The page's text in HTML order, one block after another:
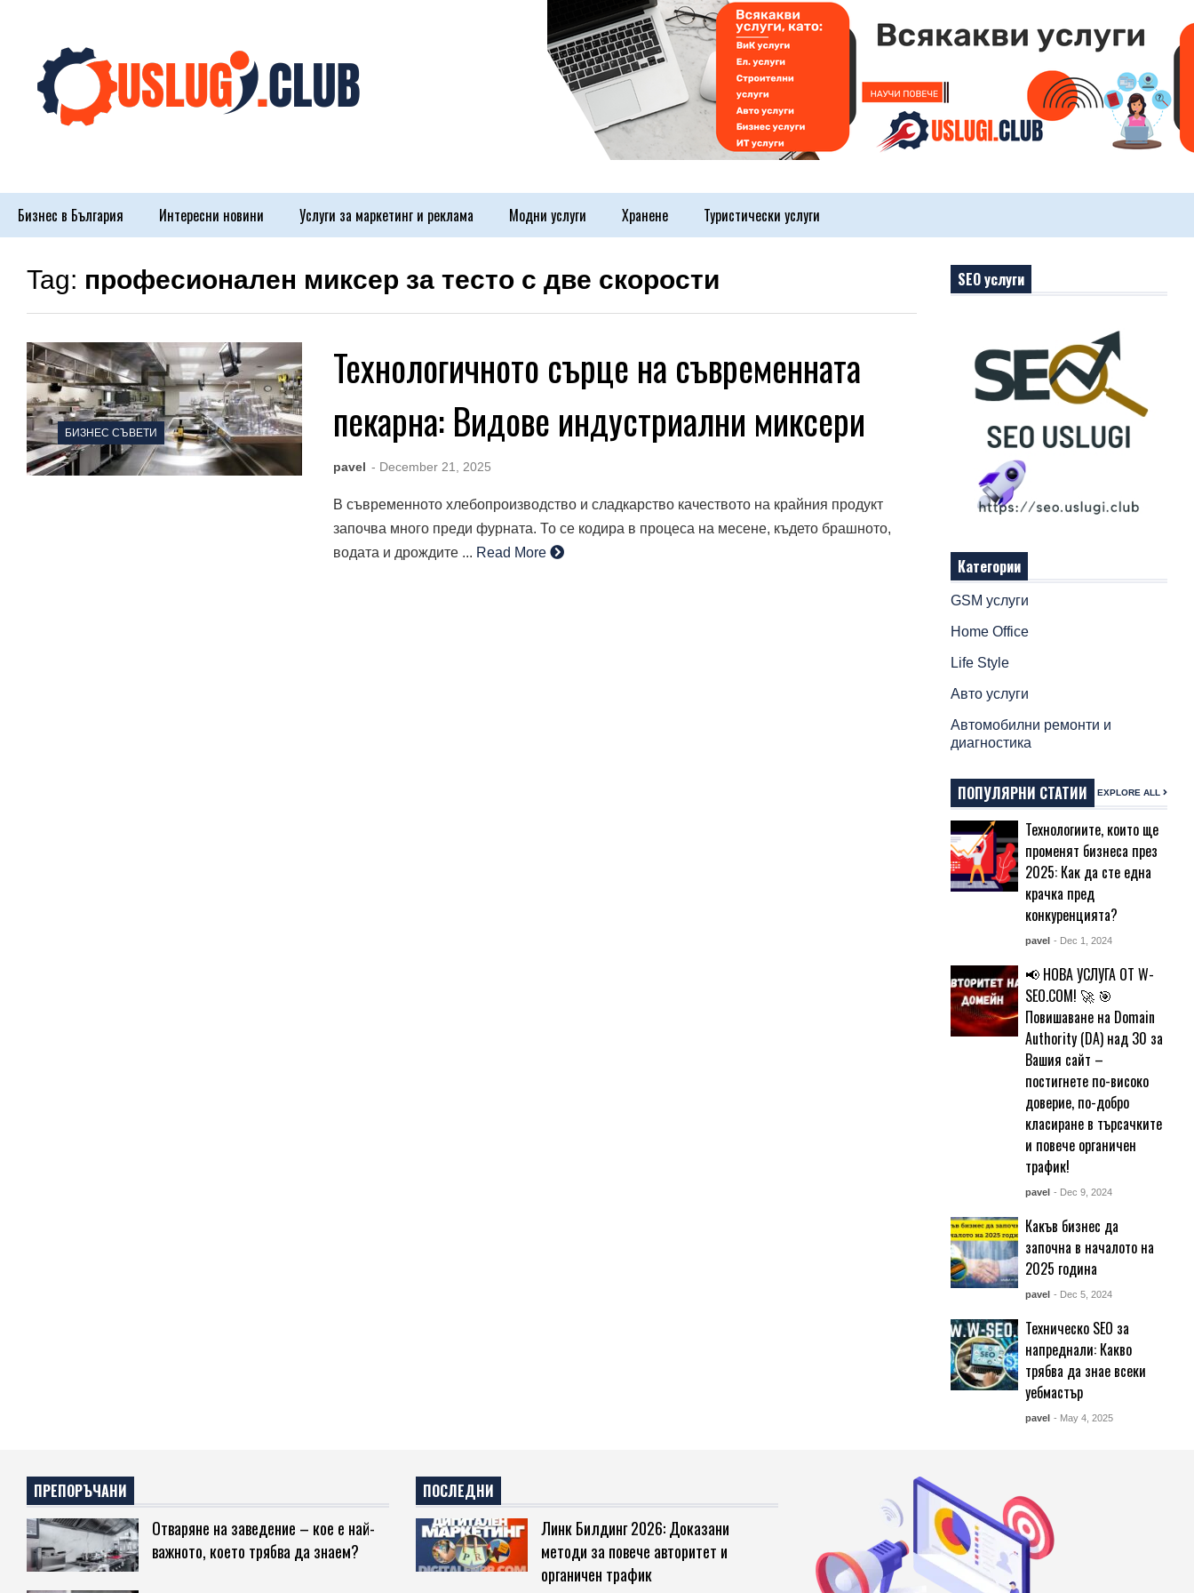
Бизнес в България Интересни новини Услуги за маркетинг и реклама Модни услуги Хранене Туристически услуги
Tag: професионален миксер за тесто с две скорости
БИЗНЕС СЪВЕТИ
Технологичното сърце на съвременната
пекарна: Видове индустриални миксери
pavel - December 21, 2025
В съвременното хлебопроизводство и сладкарство качеството на крайния продукт
започва много преди фурната. То се кодира в процеса на месене, където брашното,
водата и дрождите ... Read More
SEO услуги
Категории
GSM услуги
Home Office
Life Style
Авто услуги
Автомобилни ремонти и
диагностика
ПОПУЛЯРНИ СТАТИИ EXPLORE ALL
Технологиите, които ще
променят бизнеса през
2025: Как да сте една
крачка пред
конкуренцията?
pavel - Dec 1, 2024
📢 НОВА УСЛУГА ОТ W-
SEO.COM! 🚀 🎯
Повишаване на Domain
Authority (DA) над 30 за
Вашия сайт –
постигнете по-високо
доверие, по-добро
класиране в търсачките
и повече органичен
трафик!
pavel - Dec 9, 2024
Какъв бизнес да
започна в началото на
2025 година
pavel - Dec 5, 2024
Техническо SEO за
напреднали: Какво
трябва да знае всеки
уебмастър
pavel - May 4, 2025
ПРЕПОРЪЧАНИ
Отваряне на заведение – кое е най-
важното, което трябва да знаем?
ПОСЛЕДНИ
Линк Билдинг 2026: Доказани
методи за повече авторитет и
органичен трафик